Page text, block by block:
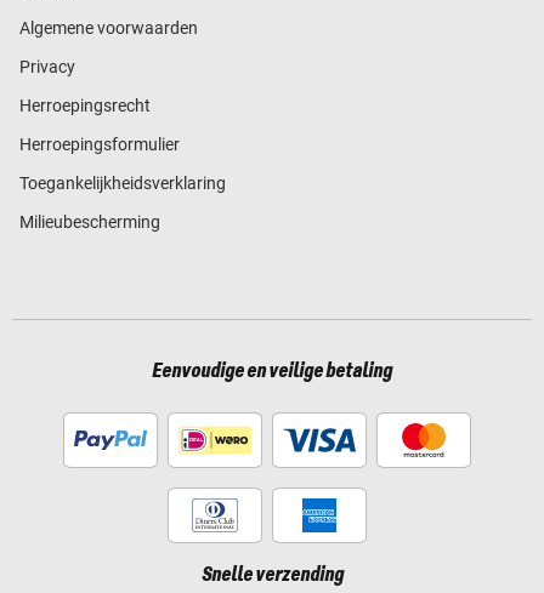
Algemene voorwaarden
Privacy
Herroepingsrecht
Herroepingsformulier
Toegankelijkheidsverklaring
Milieubescherming
Eenvoudige en veilige betaling
Snelle verzending